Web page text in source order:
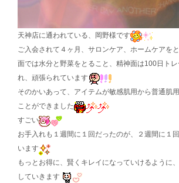
天神店に通われている、岡野様です
ご入会されて４ヶ月、サロンケア、ホームケアを
面では水分と野菜をとること、精神面は100日ト
れ、頑張られています
そのかいあって、アイテムが敏感肌用から普通肌
ことができました
すごい
お手入れも１週間に１回だったのが、２週間に１
います
もっとお得に、賢くキレイになっていけるように
していきます